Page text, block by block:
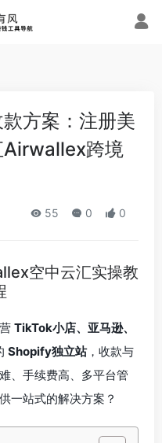
方案：注册美
Airwallex跨境
55 0 0
空中云汇实操教
TikTok小店、亚马逊、
Shopify独立站，收款与
、手续费高、多平台管
一站式的解决方案？